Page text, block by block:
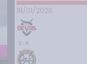
18/01/2026
2 : 6